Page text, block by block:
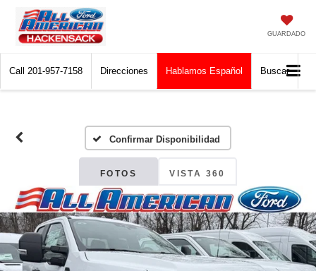
GUARDADO
Call 201-957-7158 Direcciones Hablamos Español Buscar
Confirmar Disponibilidad
FOTOS VISTA 360